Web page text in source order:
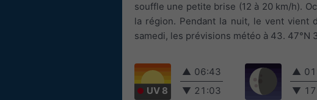
souffle une petite brise (12 à 20 km/h).
la région. Pendant la nuit, le vent
samedi, les prévisions météo à 43. 47°N
UV 8
▲ 06:43
▼ 21:03
▲
▼